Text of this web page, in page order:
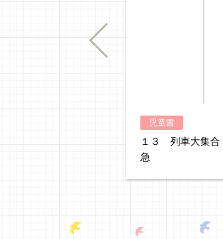
Previous
児童書
１３ 列車大集
急